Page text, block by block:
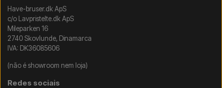
Have-bruser.dk ApS
c/o Lavpristelte.dk ApS
Mileparken 16
2740 Skovlunde, Dinamarca
IVA: DK36085606
(não é showroom nem loja)
Redes sociais